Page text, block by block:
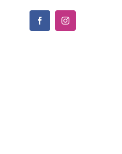
FacebookInstagram